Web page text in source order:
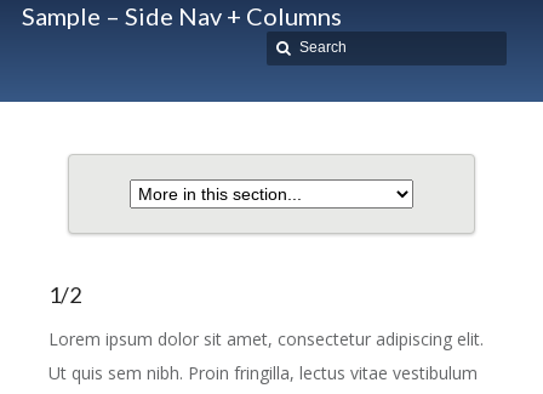
Sample – Side Nav + Columns
1/2
Lorem ipsum dolor sit amet, consectetur adipiscing elit.
Ut quis sem nibh. Proin fringilla, lectus vitae vestibulum